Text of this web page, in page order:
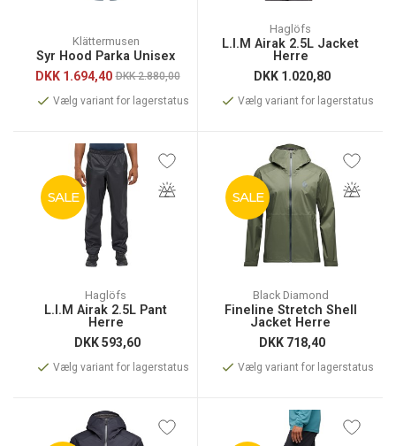
Klättermusen
Syr Hood Parka Unisex
DKK1.694,40 DKK 2.880,00
Vælg variant for lagerstatus
Haglöfs
L.I.M Airak 2.5L Jacket
Herre
DKK 1.020,80
Vælg variant for lagerstatus
SALE
Haglöfs
L.I.M Airak 2.5L Pant
Herre
DKK593,60
Vælg variant for lagerstatus
SALE
Black Diamond
Fineline Stretch Shell
Jacket Herre
DKK 718,40
Vælg variant for lagerstatus